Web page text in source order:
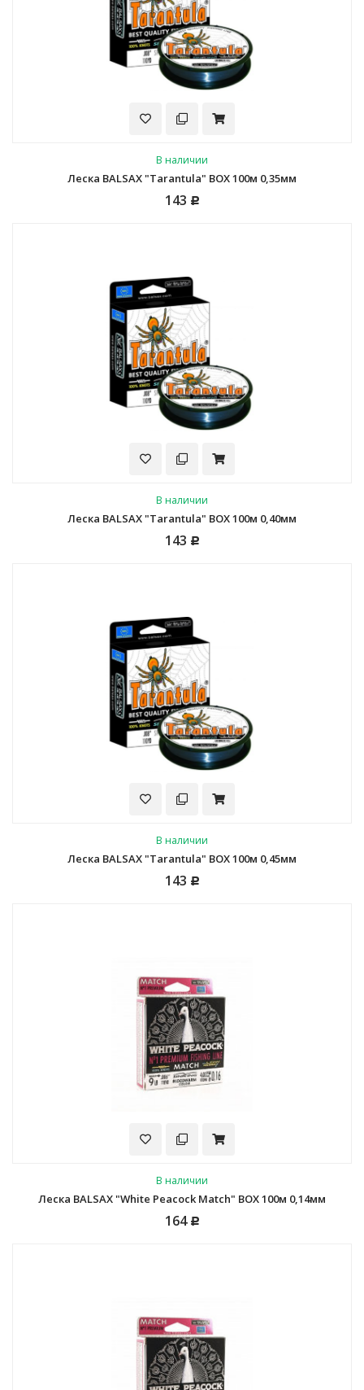
В наличии
Леска BALSAX "Tarantula" BOX 100м 0,35мм
143 Р
В наличии
Леска BALSAX "Tarantula" BOX 100м 0,40мм
143 Р
В наличии
Леска BALSAX "Tarantula" BOX 100м 0,45мм
143 Р
В наличии
Леска BALSAX "White Peacock Match" BOX 100м 0,14мм
164 Р